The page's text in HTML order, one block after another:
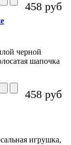
458 руб
черной
шапочка
458 руб
игрушка,